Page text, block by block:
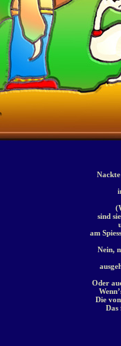
sind
am
Nein,
Oder
Die
Das